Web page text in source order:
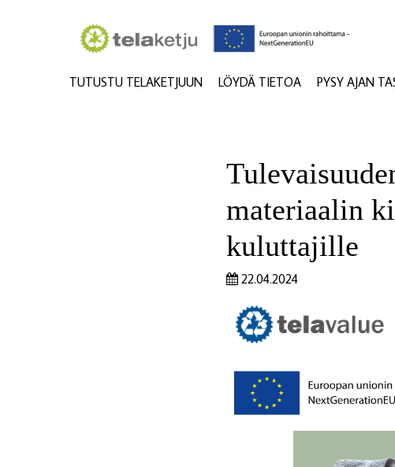
TUTUSTU TELAKETJUUN LÖYDÄ TIETOA PYSY AJAN
materiaalin
kuluttajille
22.04.2024